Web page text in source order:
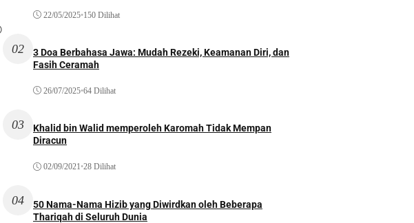
22/05/2025•150 Dilihat
02
3 Doa Berbahasa Jawa: Mudah Rezeki, Keamanan Diri, dan
Fasih Ceramah
26/07/2025•64 Dilihat
03
Khalid bin Walid memperoleh Karomah Tidak Mempan
Diracun
02/09/2021•28 Dilihat
04
50 Nama-Nama Hizib yang Diwirdkan oleh Beberapa
Thariqah di Seluruh Dunia